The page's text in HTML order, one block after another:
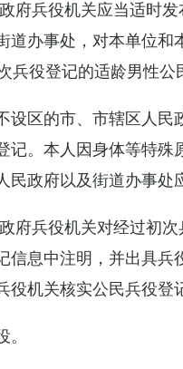
府兵役机关应当适时
办事处，对本单位
役登记的适龄男性公
区的市、市辖区人民
。本人因身体等特殊
政府以及街道办事处
府兵役机关对经过初
息中注明，并出具
机关核实公民兵役登